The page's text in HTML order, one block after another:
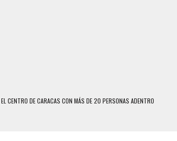
CENTRO DE CARACAS CON MÁS DE 20 PERSONAS ADENTRO